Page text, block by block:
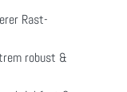
Rast-
robust &